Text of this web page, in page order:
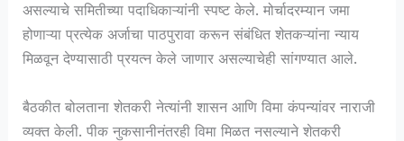
असल्याचे समितीच्या पदाधिकाऱ्यांनी स्पष्ट केले. मोर्चादरम्यान जमा
होणाऱ्या प्रत्येक अर्जाचा पाठपुरावा करून संबंधित शेतकऱ्यांना न्याय
मिळवून देण्यासाठी प्रयत्न केले जाणार असल्याचेही सांगण्यात आले.
बैठकीत बोलताना शेतकरी नेत्यांनी शासन आणि विमा कंपन्यांवर नाराजी
व्यक्त केली. पीक नुकसानीनंतरही विमा मिळत नसल्याने शेतकरी